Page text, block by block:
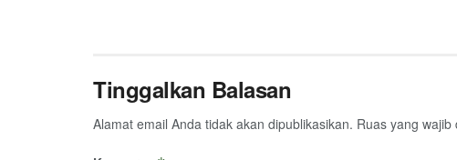
Tinggalkan Balasan
Alamat email Anda tidak akan dipublikasikan. Ruas yang wajib